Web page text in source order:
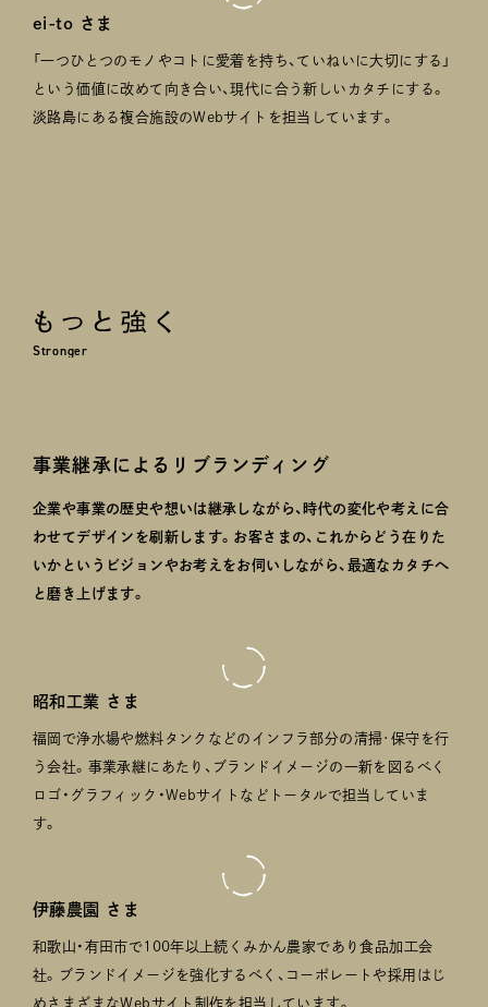
ei-to さま
「一つひとつのモノやコトに愛着を持ち、ていねいに大切にする」
という価値に改めて向き合い、現代に合う新しいカタチにする。
淡路島にある複合施設のWebサイトを担当しています。
Stronger
事業継承によるリブランディング
企業や事業の歴史や想いは継承しながら、時代の変化や考えに合
わせてデザインを刷新します。お客さまの、これからどう在りた
いかというビジョンやお考えをお伺いしながら、最適なカタチへ
と磨き上げます。
昭和工業 さま
福岡で浄水場や燃料タンクなどのインフラ部分の清掃･保守を行
う会社。事業承継にあたり、ブランドイメージの一新を図るべく
ロゴ・グラフィック・Webサイトなどトータルで担当していま
す。
伊藤農園 さま
和歌山・有田市で100年以上続くみかん農家であり食品加工会
社。ブランドイメージを強化するべく、コーポレートや採用はじ
めさまざまなWebサイト制作を担当しています。